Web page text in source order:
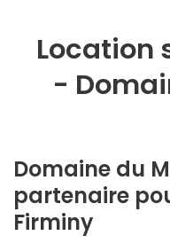
Location
-
Domaine du
partenaire
Firminy